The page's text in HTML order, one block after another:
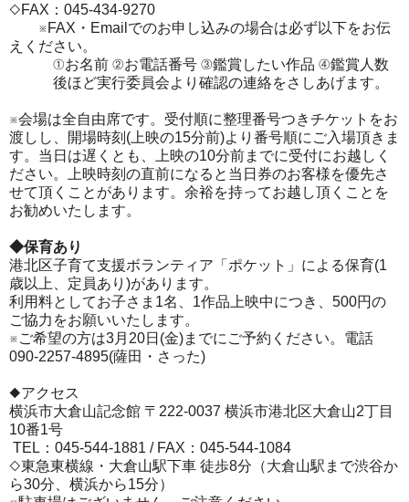
◇FAX：045-434-9270
※FAX・Emailでのお申し込みの場合は必ず以下をお伝
えください。
①お名前 ②お電話番号 ③鑑賞したい作品 ④鑑賞人数
後ほど実行委員会より確認の連絡をさしあげます。
※会場は全自由席です。受付順に整理番号つきチケットをお
渡しし、開場時刻(上映の15分前)より番号順にご入場頂きま
す。当日は遅くとも、上映の10分前までに受付にお越しく
ださい。上映時刻の直前になると当日券のお客様を優先さ
せて頂くことがあります。余裕を持ってお越し頂くことを
お勧めいたします。
◆保育あり
港北区子育て支援ボランティア「ポケット」による保育(1
歳以上、定員あり)があります。
利用料としてお子さま1名、1作品上映中につき、500円の
ご協力をお願いいたします。
※ご希望の方は3月20日(金)までにご予約ください。電話
090-2257-4895(薩田・さった)
◆アクセス
横浜市大倉山記念館 〒222-0037 横浜市港北区大倉山2丁目
10番1号
TEL：045-544-1881 / FAX：045-544-1084
◇東急東横線・大倉山駅下車 徒歩8分（大倉山駅まで渋谷か
ら30分、横浜から15分）